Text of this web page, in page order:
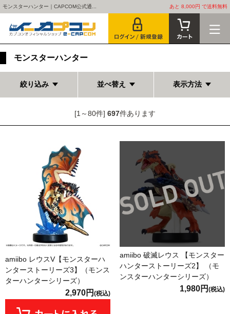
モンスターハンター｜CAPCOM公式通... あと 8,000円 で送料無料
モンスターハンター
絞り込み 並べ替え 表示方法
[1～80件] 697件あります
amiibo レウスV【モンスターハ
ンターストーリーズ3】（モンス
ターハンターシリーズ）
2,970円 (税込)
amiibo 破滅レウス 【モンスター
ハンターストーリーズ2】 （モ
ンスターハンターシリーズ）
1,980円 (税込)